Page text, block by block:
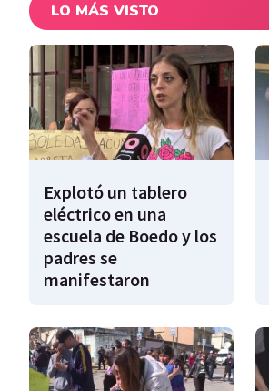
LO MÁS VISTO
Explotó un tablero
eléctrico en una
escuela de Boedo y los
padres se
manifestaron